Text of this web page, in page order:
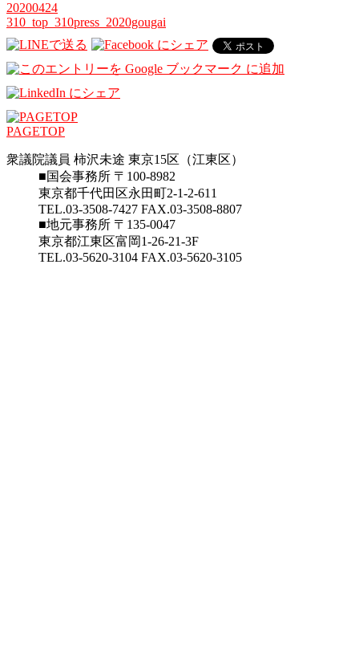
20200424
310_top_310press_2020gougai
PAGETOP
衆議院議員 柿沢未途 東京15区（江東区）
■国会事務所 〒100-8982
東京都千代田区永田町2-1-2-611
TEL.03-3508-7427 FAX.03-3508-8807
■地元事務所 〒135-0047
東京都江東区富岡1-26-21-3F
TEL.03-5620-3104 FAX.03-5620-3105